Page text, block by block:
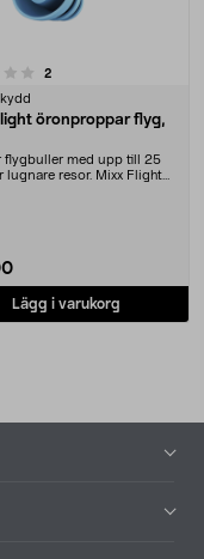
2recensioner
öronproppar flyg,
flygbuller med upp till 25
lugnare resor. Mixx Flight
Lägg i varukorg